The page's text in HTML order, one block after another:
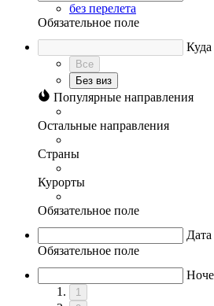
без перелета
Обязательное поле
Куда
Все
Без виз
Популярные направления
Остальные направления
Страны
Курорты
Обязательное поле
Обязательное поле
1